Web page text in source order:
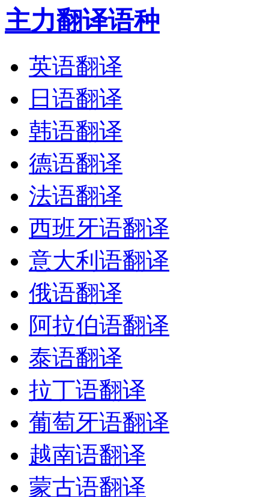
主力翻译语种
英语翻译
日语翻译
韩语翻译
德语翻译
法语翻译
西班牙语翻译
意大利语翻译
俄语翻译
阿拉伯语翻译
泰语翻译
拉丁语翻译
葡萄牙语翻译
越南语翻译
蒙古语翻译